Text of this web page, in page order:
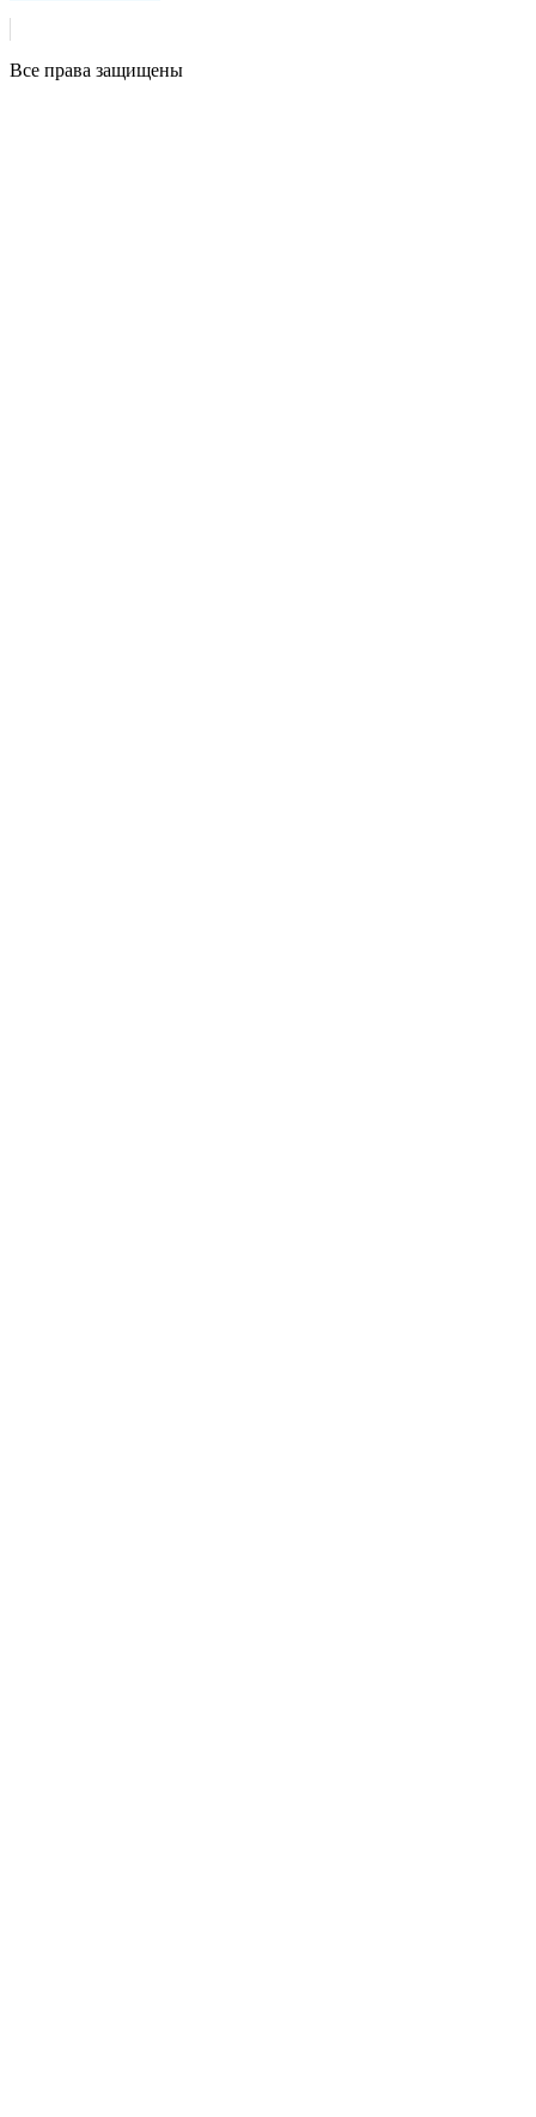
Все права защищены